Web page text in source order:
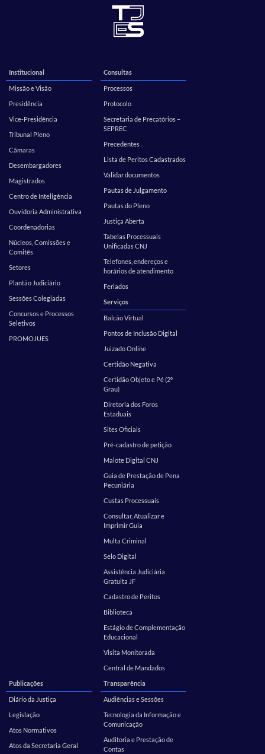
Institucional
Missão e Visão
Presidência
Vice-Presidência
Tribunal Pleno
Câmaras
Desembargadores
Magistrados
Centro de Inteligência
Ouvidoria Administrativa
Coordenadorias
Núcleos, Comissões e
Comitês
Setores
Plantão Judiciário
Sessões Colegiadas
Concursos e Processos
Seletivos
PROMOJUES
Consultas
Processos
Protocolo
Secretaria de Precatórios –
SEPREC
Precedentes
Lista de Peritos Cadastrados
Validar documentos
Pautas de Julgamento
Pautas do Pleno
Justiça Aberta
Tabelas Processuais
Unificadas CNJ
Telefones, endereços e
horários de atendimento
Feriados
Serviços
Balcão Virtual
Pontos de Inclusão Digital
Juizado Online
Certidão Negativa
Certidão Objeto e Pé (2º
Grau)
Diretoria dos Foros
Estaduais
Sites Oficiais
Pré-cadastro de petição
Malote Digital CNJ
Guia de Prestação de Pena
Pecuniária
Custas Processuais
Consultar, Atualizar e
Imprimir Guia
Multa Criminal
Selo Digital
Assistência Judiciária
Gratuita JF
Cadastro de Peritos
Biblioteca
Estágio de Complementação
Educacional
Visita Monitorada
Central de Mandados
Publicações
Diário da Justiça
Legislação
Atos Normativos
Atos da Secretaria Geral
Transparência
Audiências e Sessões
Tecnologia da Informação e
Comunicação
Auditoria e Prestação de
Contas